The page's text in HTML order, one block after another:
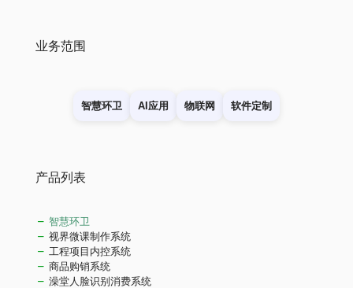
业务范围
智慧环卫 AI应用 物联网 软件定制
产品列表
智慧环卫
视界微课制作系统
工程项目内控系统
商品购销系统
澡堂人脸识别消费系统